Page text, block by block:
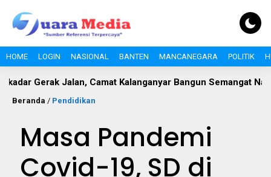
HOME LOGIN NASIONAL BANTEN MANCANEGARA POLITIK
Jalan, Camat Kalanganyar Bangun Semangat Nasionalisme
Beranda / Pendidikan
Masa Pandemi
Covid-19, SD di